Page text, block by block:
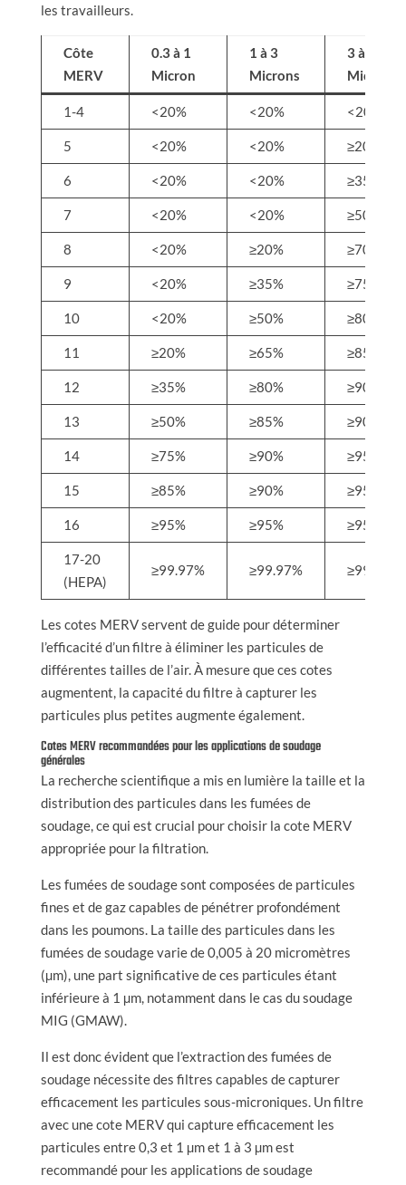
les travailleurs.
Côte
MERV
0.3 à 1
Micron
1 à 3
Microns
3 à 10
Microns
1-4 <20% <20% <20%
5 <20% <20% ≥20%
6 <20% <20% ≥35%
7 <20% <20% ≥50%
8 <20% ≥20% ≥70%
9 <20% ≥35% ≥75%
10 <20% ≥50% ≥80%
11 ≥20% ≥65% ≥85%
12 ≥35% ≥80% ≥90%
13 ≥50% ≥85% ≥90%
14 ≥75% ≥90% ≥95%
15 ≥85% ≥90% ≥95%
16 ≥95% ≥95% ≥95%
17-20
(HEPA)
≥99.97% ≥99.97% ≥99.97%
Les cotes MERV servent de guide pour déterminer
l’efficacité d’un filtre à éliminer les particules de
différentes tailles de l’air. À mesure que ces cotes
augmentent, la capacité du filtre à capturer les
particules plus petites augmente également.
Cotes MERV recommandées pour les applications de soudage
générales
La recherche scientifique a mis en lumière la taille et la
distribution des particules dans les fumées de
soudage, ce qui est crucial pour choisir la cote MERV
appropriée pour la filtration.
Les fumées de soudage sont composées de particules
fines et de gaz capables de pénétrer profondément
dans les poumons. La taille des particules dans les
fumées de soudage varie de 0,005 à 20 micromètres
(µm), une part significative de ces particules étant
inférieure à 1 µm, notamment dans le cas du soudage
MIG (GMAW).
Il est donc évident que l’extraction des fumées de
soudage nécessite des filtres capables de capturer
efficacement les particules sous-microniques. Un filtre
avec une cote MERV qui capture efficacement les
particules entre 0,3 et 1 µm et 1 à 3 µm est
recommandé pour les applications de soudage